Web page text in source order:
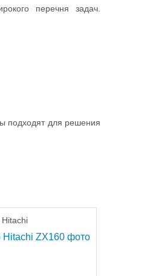
перечня задач.
подходят для решения
Hitachi